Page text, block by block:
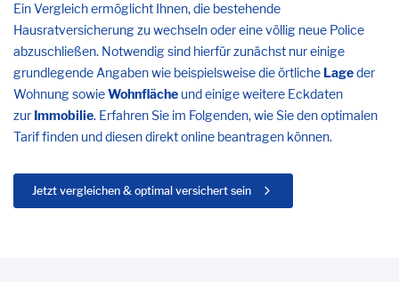
Ein Vergleich ermöglicht Ihnen, die bestehende
Hausratversicherung zu wechseln oder eine völlig neue Police
abzuschließen. Notwendig sind hierfür zunächst nur einige
grundlegende Angaben wie beispielsweise die örtliche Lageder
Wohnung sowieWohnfläche und einige weitere Eckdaten
zur Immobilie. Erfahren Sie im Folgenden, wie Sie den optimalen
Tarif finden und diesen direkt online beantragen können.
Jetzt vergleichen & optimal versichert sein